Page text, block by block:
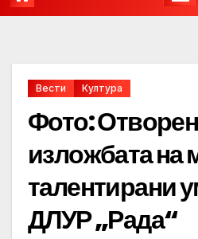
Вести Култура
Фото:
изложбата на
талентирани
ДЛУР „Рада“